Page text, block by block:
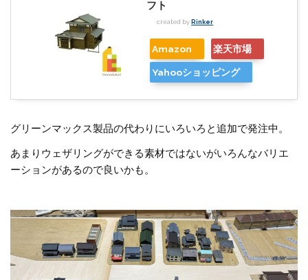
フト
created byRinker
Amazon 楽天市場
Yahooショッピング
グリーンマックス製品の代わりにいろいろと追加で発注中。
あまりウェザリングができる素材ではないがいろんなバリエ
ーションがあるので良いかも。